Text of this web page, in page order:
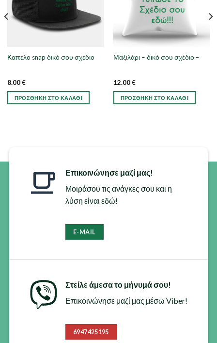
Καπέλο snap δικό σου σχέδιο
8.00€
ΠΡΟΣΘΉΚΗ ΣΤΟ ΚΑΛΆΘΙ
μπορούν
Μαξιλάρι – δικό σου σχέδιο –
12.00€
ΠΡΟΣΘΉΚΗ ΣΤΟ ΚΑΛΆΘΙ
Επικοινώνησε μαζί μας!
Μοιράσου τις ανάγκες σου και η
λύση είναι εδώ!
E-MAIL
Στείλε άμεσα το μήνυμά σου!
Επικοινώνησε μαζί μας μέσω Viber!
6947425195